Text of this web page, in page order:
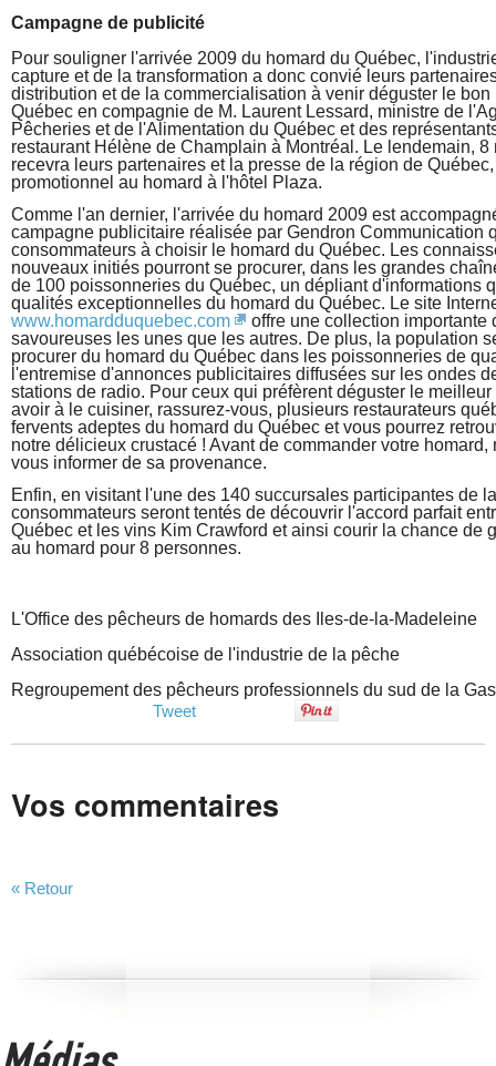
Campagne de publicité
Pour souligner l'arrivée 2009 du homard du Québec,
capture et de la transformation a donc convié leurs
distribution et de la commercialisation à venir déguster le bon
Québec en compagnie de M. Laurent Lessard, ministre de
Pêcheries et de l'Alimentation du Québec et des
restaurant Hélène de Champlain à Montréal. Le lendemain, 8
recevra leurs partenaires et la presse de la région de
promotionnel au homard à l'hôtel Plaza.
Comme l'an dernier, l'arrivée du homard 2009 est
campagne publicitaire réalisée par Gendron Communication
consommateurs à choisir le homard du Québec. Les
nouveaux initiés pourront se procurer, dans les grandes
de 100 poissonneries du Québec, un dépliant d'informations
qualités exceptionnelles du homard du Québec. Le site
www.homardduquebec.com
offre une collection importante
savoureuses les unes que les autres. De plus, la population
procurer du homard du Québec dans les poissonneries de
l'entremise d'annonces publicitaires diffusées sur les ondes
stations de radio. Pour ceux qui préfèrent déguster le
avoir à le cuisiner, rassurez-vous, plusieurs restaurateurs
fervents adeptes du homard du Québec et vous pourrez
notre délicieux crustacé ! Avant de commander votre homard,
vous informer de sa provenance.
Enfin, en visitant l'une des 140 succursales participantes de
consommateurs seront tentés de découvrir l'accord parfait
Québec et les vins Kim Crawford et ainsi courir la chance de
au homard pour 8 personnes.
L'Office des pêcheurs de homards des Iles-de-la-Madeleine
Association québécoise de l'industrie de la pêche
Regroupement des pêcheurs professionnels du sud de la
Tweet
Vos commentaires
« Retour